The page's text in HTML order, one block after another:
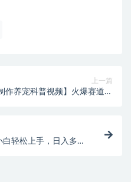
上一篇
作养宠科普视频】火爆赛道，
白轻松上手，日入多